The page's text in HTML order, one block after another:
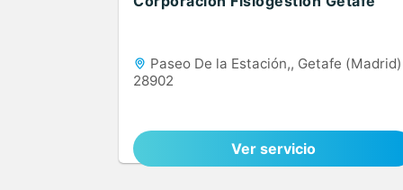
Paseo De la Estación,, Getafe
28902
Ver servicio